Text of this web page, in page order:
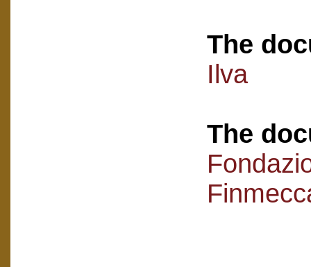
The
Ilva
The